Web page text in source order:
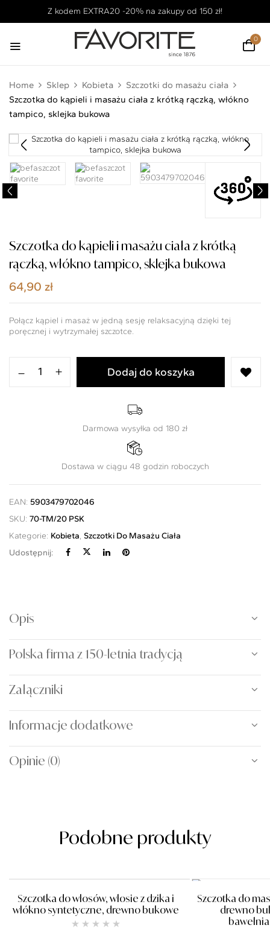
Z kodem EXTRA20 -20% na zakupy od 150 zł!
0
Home Sklep Kobieta
Szczotki do masażu ciała
Szczotka do kąpieli i masażu ciała z krótką rączką, włókno
tampico, sklejka bukowa
Szczotka do kąpieli i masażu ciała z krótką
rączką, włókno tampico, sklejka bukowa
64,90 zł
Połącz kąpiel i masaż w jedną sesję relaksacyjną dzięki tej
poręcznej i wytrzymałej szczotce.
Dodaj do koszyka
Darmowa wysyłka od 180 zł
Dostawa w ciągu 48 godzin roboczych
EAN: 5903479702046
SKU: 70-TM/20 PSK
Kategorie: Kobieta, Szczotki Do Masażu Ciała
Udostępnij:
Opis
Polska firma z 150-letnia tradycją
Załączniki
Informacje dodatkowe
Opinie (0)
Podobne produkty
Szczotka do włosów, włosie z dzika i
włókno syntetyczne, drewno bukowe
Szczotka do
drewno